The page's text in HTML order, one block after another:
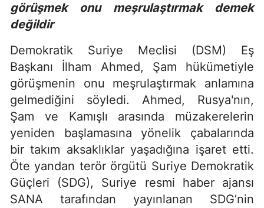
görüşmek onu meşrulaştırmak demek
değildir
Demokratik Suriye Meclisi (DSM) Eş
Başkanı İlham Ahmed, Şam hükümetiyle
görüşmenin onu meşrulaştırmak anlamına
gelmediğini söyledi. Ahmed, Rusya'nın,
Şam ve Kamışlı arasında müzakerelerin
yeniden başlamasına yönelik çabalarında
bir takım aksaklıklar yaşadığına işaret etti.
Öte yandan terör örgütü Suriye Demokratik
Güçleri (SDG), Suriye resmi haber ajansı
SANA tarafından yayınlanan SDG’nin